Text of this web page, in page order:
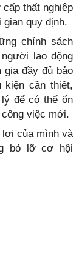
thất nghiệp
quy định.
chính sách
lao động
gia đầy đủ bảo
kiện cần thiết,
để có thể ổn
việc mới.
của mình và
bỏ lỡ cơ hội